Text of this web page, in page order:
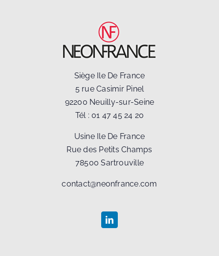
Siège Ile De France
5 rue Casimir Pinel
92200 Neuilly-sur-Seine
Tél : 01 47 45 24 20
Usine Ile De France
Rue des Petits Champs
78500 Sartrouville
contact@neonfrance.com